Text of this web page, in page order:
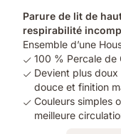
Parure de lit de
respirabilité
Ensemble d’une
100 % Percale
Devient plus
douce et finition
Couleurs simples
meilleure